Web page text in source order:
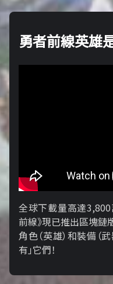
勇者前線英雄
全球下載量高達
前線》現已推出區塊鏈
角色（英雄）和裝備（
有」它們！